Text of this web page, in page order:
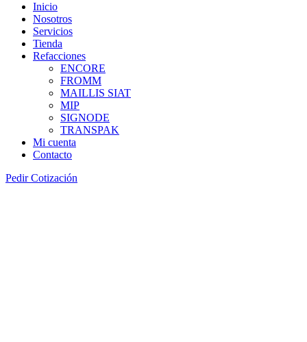
Inicio
Nosotros
Servicios
Tienda
Refacciones
ENCORE
FROMM
MAILLIS SIAT
MIP
SIGNODE
TRANSPAK
Mi cuenta
Contacto
Pedir Cotización